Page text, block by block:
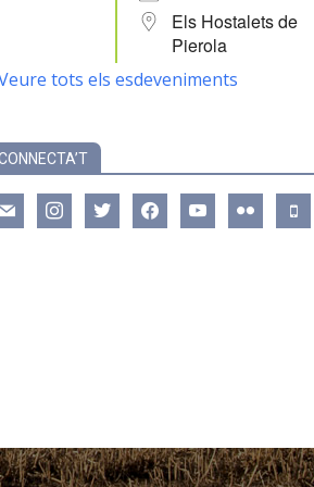
Els Hostalets de
Pierola
tots els esdeveniments
instagramtwitter facebookyoutube flickr mobile